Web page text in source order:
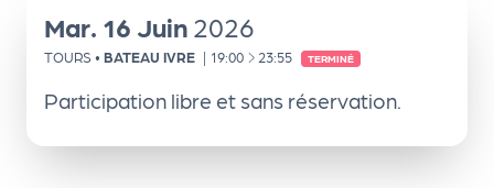
Mar. 16 Juin 2026
TOURS • BATEAU IVRE | 19:00 À
23:55 TERMINÉ
Participation libre et sans réservation.
G!
Le
Ma
g